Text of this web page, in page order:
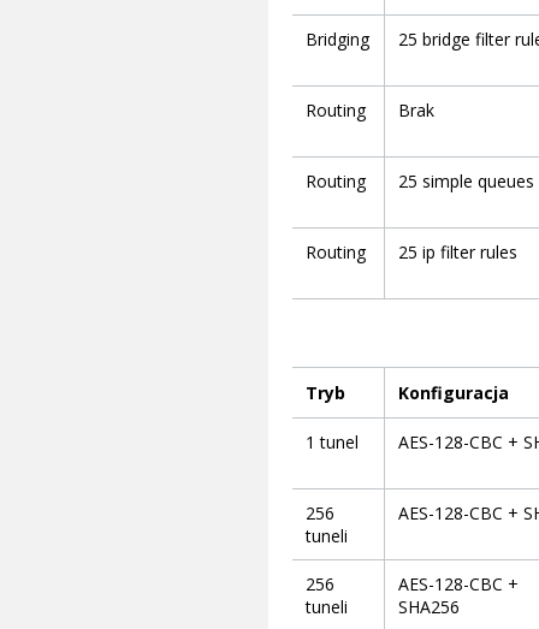
Bridging 25 bridge filter
Routing Brak
Routing 25 simple queues
Routing 25 ip filter rules
Tryb Konfiguracja
1 tunel AES-128-CBC +
256
tuneli
AES-128-CBC +
256
tuneli
AES-128-CBC +
SHA256